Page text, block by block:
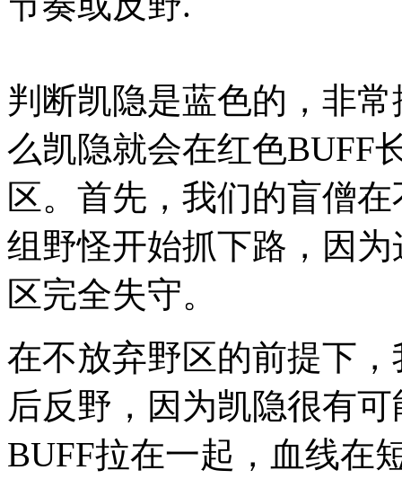
判断凯隐是蓝色的，非
么凯隐就会在红色BUFF
区。首先，我们的盲僧
组野怪开始抓下路，因
区完全失守。
在不放弃野区的前提下
后反野，因为凯隐很有
BUFF拉在一起，血线在